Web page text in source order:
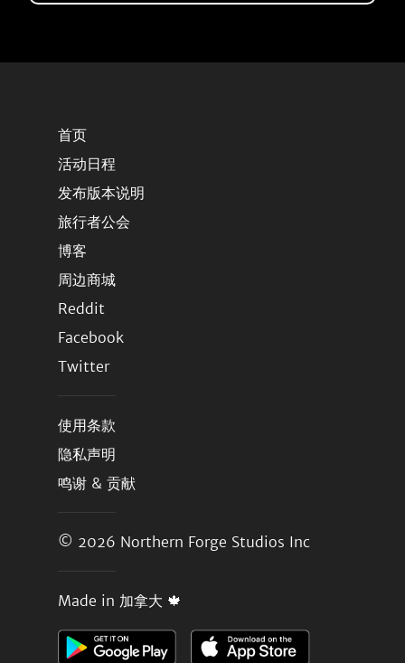
首页
活动日程
发布版本说明
旅行者公会
博客
周边商城
Reddit
Facebook
Twitter
使用条款
隐私声明
鸣谢 & 贡献
© 2026 Northern Forge Studios Inc
Made in 加拿大 🍁